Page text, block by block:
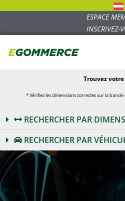
ESPACE
INSCRIVEZ-
Trouvez
* Vérifiez les dimensions correctes sur la
RECHERCHER PAR
RECHERCHER PAR